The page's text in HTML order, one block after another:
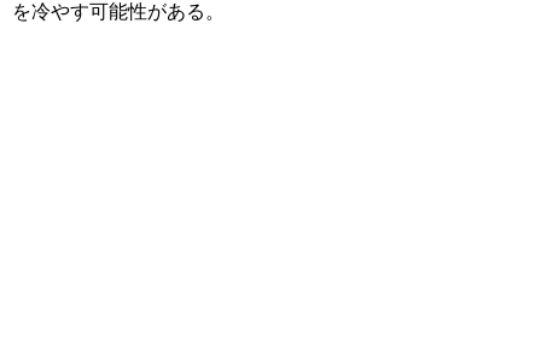
を冷やす可能性がある。